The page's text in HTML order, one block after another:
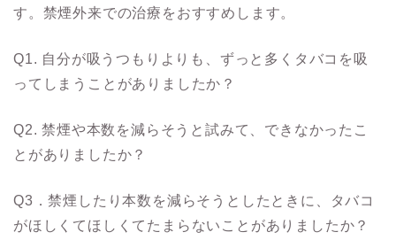
す。禁煙外来での治療をおすすめします。
Q1. 自分が吸うつもりよりも、ずっと多くタバコを吸
ってしまうことがありましたか？
Q2. 禁煙や本数を減らそうと試みて、できなかったこ
とがありましたか？
Q3．禁煙したり本数を減らそうとしたときに、タバコ
がほしくてほしくてたまらないことがありましたか？